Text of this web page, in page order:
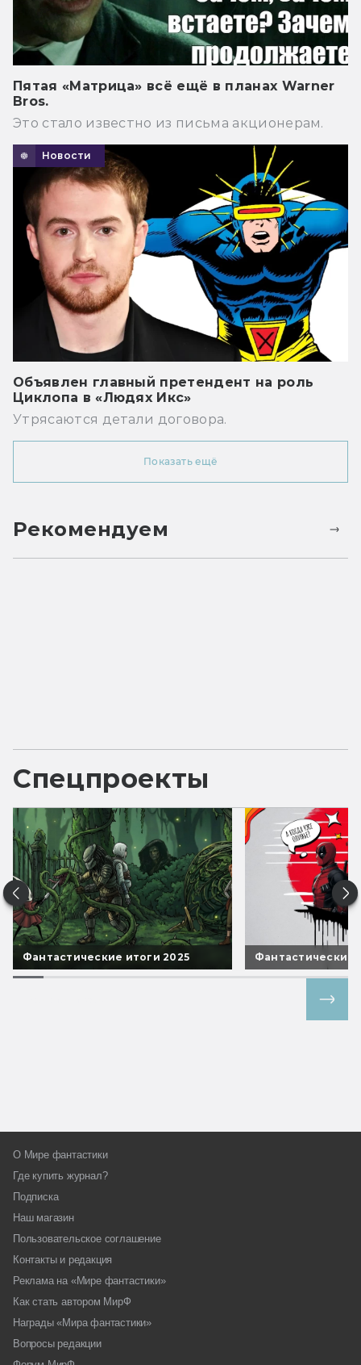
Пятая «Матрица» всё ещё в планах Warner
Bros.
Это стало известно из письма акционерам.
Новости
Объявлен главный претендент на роль
Циклопа в «Людях Икс»
Утрясаются детали договора.
Показать ещё
Рекомендуем
Спецпроекты
Фантастические итоги 2025 Фантастические
О Мире фантастики
Где купить журнал?
Подписка
Наш магазин
Пользовательское соглашение
Контакты и редакция
Реклама на «Мире фантастики»
Как стать автором МирФ
Награды «Мира фантастики»
Вопросы редакции